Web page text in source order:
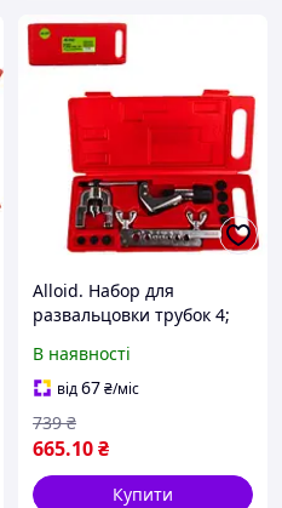
Alloid. Набор для
развальцовки трубок 4;
В наявності
від67₴/міс
665.10₴
739 ₴
Купити